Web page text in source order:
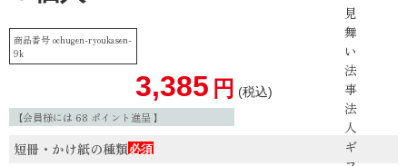
見
舞
い
法
事
法
人
ギ
商品番号 ochugen-ryoukasen-
9k
3,385
税込
【会員様には 68 ポイント進呈 】
短冊・かけ紙の種類